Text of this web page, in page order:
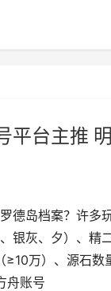
平台主推
德岛档案？许多
银灰、夕）、精
万）、源石数
舟账号